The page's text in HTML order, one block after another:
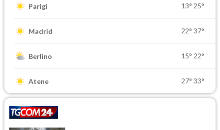
Parigi 13° 25°
Madrid 22° 37°
Berlino 15° 22°
Atene 27° 33°